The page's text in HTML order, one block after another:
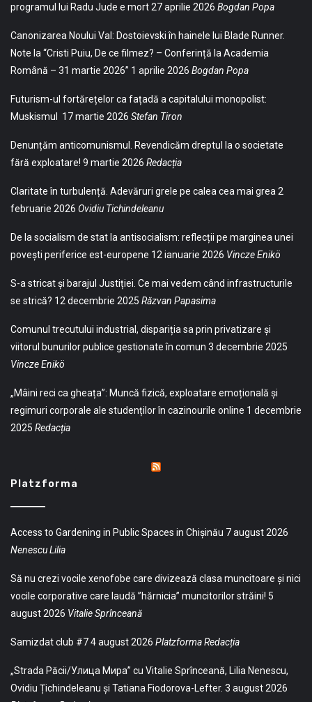
programul lui Radu Jude e mort27 aprilie 2026 Bogdan Popa
Canonizarea Noului Val: Dostoievski în hainele lui Blade Runner.
Note la “Cristi Puiu, De ce filmez? – Conferință la Academia
Română – 31 martie 2026” 1 aprilie 2026 Bogdan Popa
Futurism-ul fortărețelor ca fațadă a capitalului monopolist:
Muskismul 17 martie 2026 Stefan Tiron
Denunțăm anticomunismul. Revendicăm dreptul la o societate
fără exploatare! 9 martie 2026 Redacția
Claritate în turbulență. Adevăruri grele pe calea cea mai grea 2
februarie 2026 Ovidiu Tichindeleanu
De la socialism de stat la antisocialism: reflecții pe marginea unei
povești periferice est-europene 12 ianuarie 2026 Vincze Enikö
S-a stricat și barajul Justiției. Ce mai vedem când infrastructurile
se strică? 12 decembrie 2025 Răzvan Papasima
Comunul trecutului industrial, dispariția sa prin privatizare și
viitorul bunurilor publice gestionate în comun 3 decembrie 2025
Vincze Enikö
„Mâini reci ca gheața”: Muncă fizică, exploatare emoțională și
regimuri corporale ale studenților în cazinourile online 1 decembrie
2025 Redacția
Platzforma
Access to Gardening in Public Spaces in Chișinău 7 august 2026
Nenescu Lilia
Să nu crezi vocile xenofobe care divizează clasa muncitoare și nici
vocile corporative care laudă ”hărnicia” muncitorilor străini! 5
august 2026 Vitalie Sprînceană
Samizdat club #74 august 2026 Platzforma Redacția
„Strada Păcii/Улица Мира” cu Vitalie Sprînceană, Lilia Nenescu,
Ovidiu Țichindeleanu și Tatiana Fiodorova-Lefter. 3 august 2026